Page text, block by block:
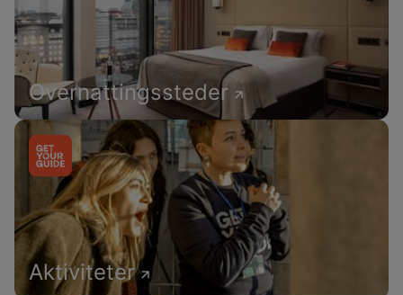
Overnattingssteder
Aktiviteter